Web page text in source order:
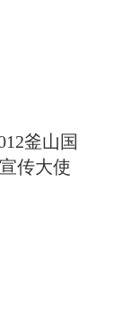
釜山国
传大使